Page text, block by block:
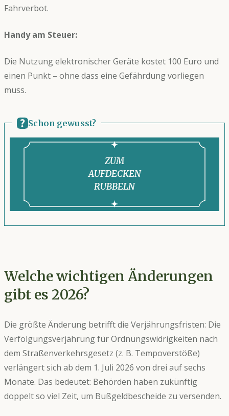
Fahrverbot.
Handy am Steuer:
Die Nutzung elektronischer Geräte kostet 100 Euro und
einen Punkt – ohne dass eine Gefährdung vorliegen
muss.
Schon gewusst?
56 Prozent aller Blitzermessungen in
Deutschland sind fehlerhaft – das ergab eine
Studie der Sachverständigengesellschaft VUT-
Verkehr (Stand 2026).
Welche wichtigen Änderungen
gibt es 2026?
Die größte Änderung betrifft die Verjährungsfristen: Die
Verfolgungsverjährung für Ordnungswidrigkeiten nach
dem Straßenverkehrsgesetz (z. B. Tempoverstöße)
verlängert sich ab dem 1. Juli 2026 von drei auf sechs
Monate. Das bedeutet: Behörden haben zukünftig
doppelt so viel Zeit, um Bußgeldbescheide zu versenden.